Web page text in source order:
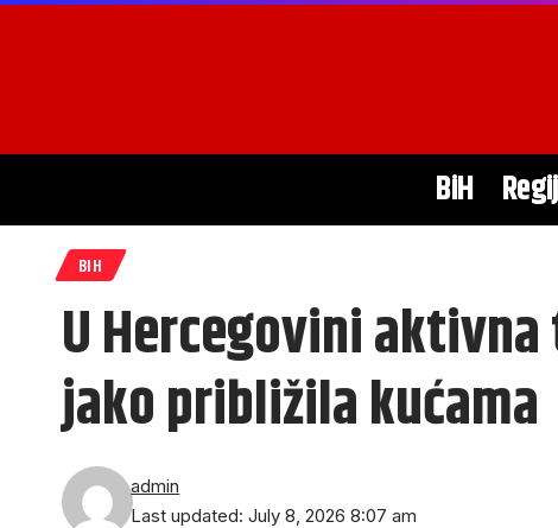
BiH
BIH
U Hercegovini
jako približila kućama
Last updated: July 8, 2026 8:07 am
admin